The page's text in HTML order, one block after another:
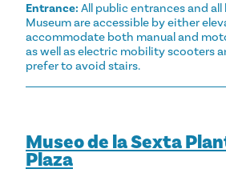
Entrance: All public entrances and
Museum are accessible by either
accommodate both manual and
as well as electric mobility scooters
prefer to avoid stairs.
Museo de la Sexta
Plaza